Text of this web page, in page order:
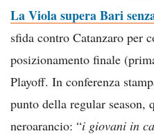
La Viola supera Bari
sfida contro Catanzaro per
posizionamento finale
Playoff. In conferenza
punto della regular season,
neroarancio: “i giovani in